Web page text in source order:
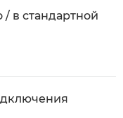
в стандартной